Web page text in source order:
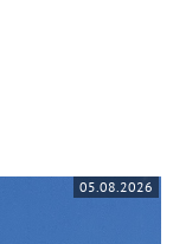
05.08.2026